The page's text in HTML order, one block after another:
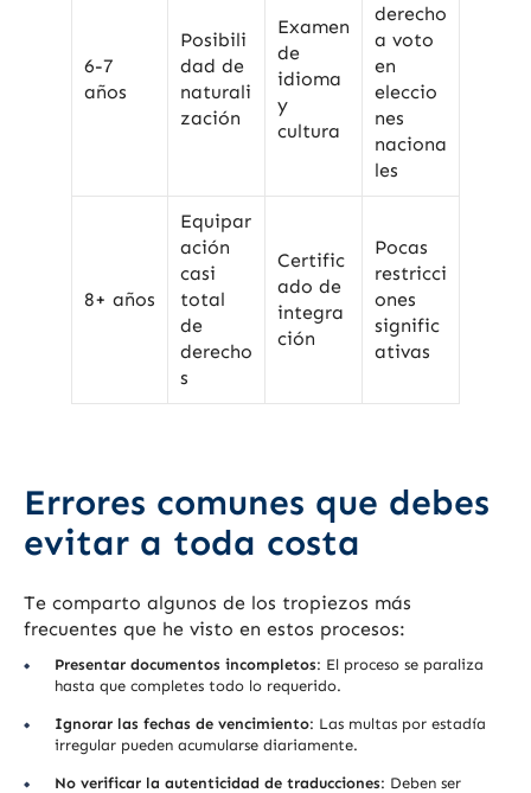
6-7
años
Posibili
dad de
naturali
zación
Examen
de
idioma
y
cultura
derecho
a voto
en
eleccio
nes
naciona
les
8+ años
Equipar
ación
casi
total
de
derecho
s
Certific
ado de
integra
ción
Pocas
restricci
ones
signific
ativas
Errores comunes que debes
evitar a toda costa
Te comparto algunos de los tropiezos más
frecuentes que he visto en estos procesos:
Presentar documentos incompletos: El proceso se paraliza
hasta que completes todo lo requerido.
Ignorar las fechas de vencimiento: Las multas por estadía
irregular pueden acumularse diariamente.
No verificar la autenticidad de traducciones: Deben ser